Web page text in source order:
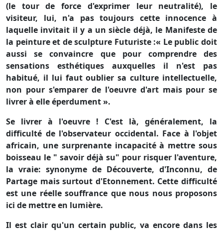
(le tour de force d'exprimer leur neutralité), le
visiteur, lui, n'a pas toujours cette innocence à
laquelle invitait il y a un siècle déjà, le Manifeste de
la peinture et de sculpture Futuriste :« Le public doit
aussi se convaincre que pour comprendre des
sensations esthétiques auxquelles il n'est pas
habitué, il lui faut oublier sa culture intellectuelle,
non pour s'emparer de l'oeuvre d'art mais pour se
livrer à elle éperdument ».
Se livrer à l'oeuvre ! C'est là, généralement, la
difficulté de l'observateur occidental. Face à l'objet
africain, une surprenante incapacité à mettre sous
boisseau le " savoir déjà su" pour risquer l'aventure,
la vraie: synonyme de Découverte, d'Inconnu, de
Partage mais surtout d'Etonnement. Cette difficulté
est une réelle souffrance que nous nous proposons
ici de mettre en lumière.
Il est clair qu'un certain public, va encore dans les